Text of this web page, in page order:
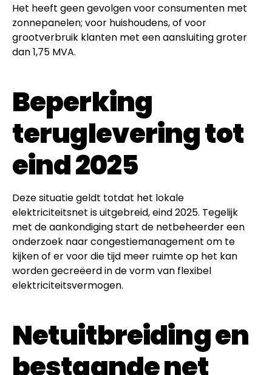
Het heeft geen gevolgen voor consumenten met
zonnepanelen; voor huishoudens, of voor
grootverbruik klanten met een aansluiting groter
dan 1,75 MVA.
Beperking
teruglevering tot
eind 2025
Deze situatie geldt totdat het lokale
elektriciteitsnet is uitgebreid, eind 2025. Tegelijk
met de aankondiging start de netbeheerder een
onderzoek naar congestiemanagement om te
kijken of er voor die tijd meer ruimte op het kan
worden gecreëerd in de vorm van flexibel
elektriciteitsvermogen.
Netuitbreiding en
bestaande net